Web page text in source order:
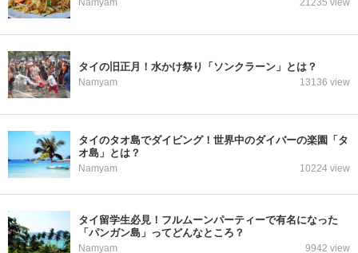
Namyam 21235 view
タイの旧正月！水かけ祭り「ソンクラーン」とは？
Namyam 13136 view
タイのタオ島でダイビング！世界中のダイバーの楽園「タ
オ島」とは？
Namyam 10224 view
タイ留学生必見！フルムーンパーティーで有名になった
「パンガン島」ってどんなところ？
Namyam 9942 view